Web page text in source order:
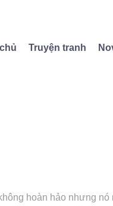
Truyện tranh
hoàn hảo nhưng